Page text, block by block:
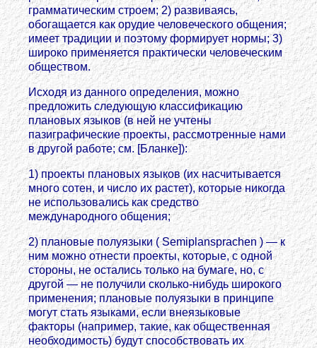
грамматическим строем; 2) развиваясь,
обогащается как орудие человеческого общения;
имеет традиции и поэтому формирует нормы; 3)
широко применяется практически человеческим
обществом.
Исходя из данного определения, можно
предложить следующую классификацию
плановых языков (в ней не учтены
пазиграфические проекты, рассмотренные нами
в другой работе; см. [Бланке]):
1) проекты плановых языков (их насчитывается
много сотен, и число их растет), которые никогда
не использовались как средство
международного общения;
2) плановые полуязыки ( Semiplansprachen ) — к
ним можно отнести проекты, которые, с одной
стороны, не остались только на бумаге, но, с
другой — не получили сколько-нибудь широкого
применения; плановые полуязыки в принципе
могут стать языками, если внеязыковые
факторы (например, такие, как общественная
необходимость) будут способствовать их